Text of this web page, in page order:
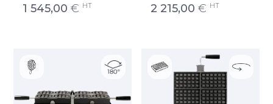
1 545,00 € HT 2 215,00 € HT